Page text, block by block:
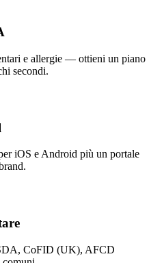
e allergie — ottieni un piano
secondi.
iOS e Android più un portale
CoFID (UK), AFCD